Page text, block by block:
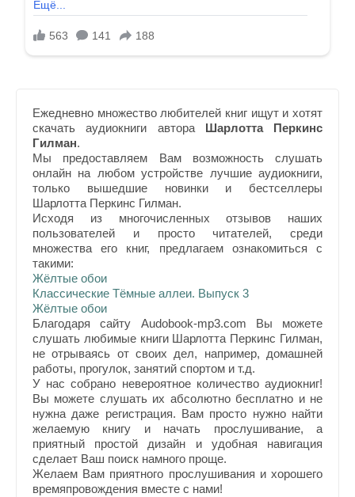
Ежедневно множество любителей книг ищут и хотят
скачать аудиокниги автора Шарлотта Перкинс
Гилман.
Мы предоставляем Вам возможность слушать
онлайн на любом устройстве лучшие аудиокниги,
только вышедшие новинки и бестселлеры
Шарлотта Перкинс Гилман.
Исходя из многочисленных отзывов наших
пользователей и просто читателей, среди
множества его книг, предлагаем ознакомиться с
такими:
Жёлтые обои
Классические Тёмные аллеи. Выпуск 3
Жёлтые обои
Благодаря сайту Audobook-mp3.com Вы можете
слушать любимые книги Шарлотта Перкинс Гилман,
не отрываясь от своих дел, например, домашней
работы, прогулок, занятий спортом и т.д.
У нас собрано невероятное количество аудиокниг!
Вы можете слушать их абсолютно бесплатно и не
нужна даже регистрация. Вам просто нужно найти
желаемую книгу и начать прослушивание, а
приятный простой дизайн и удобная навигация
сделает Ваш поиск намного проще.
Желаем Вам приятного прослушивания и хорошего
времяпровождения вместе с нами!